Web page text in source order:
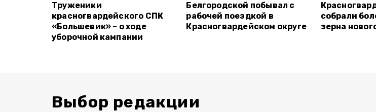
Труженики
красногвардейского СПК
«Большевик» – о ходе
уборочной кампании
Белгородской побывал с
рабочей поездкой в
Красногвардейском округе
собрали
зерна
Выбор редакции